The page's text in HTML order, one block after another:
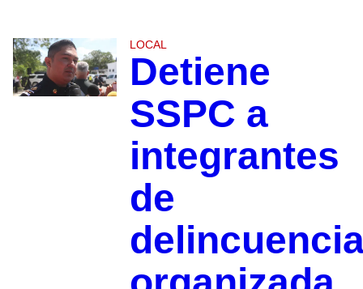
LOCAL
Detiene
SSPC a
integrantes
de